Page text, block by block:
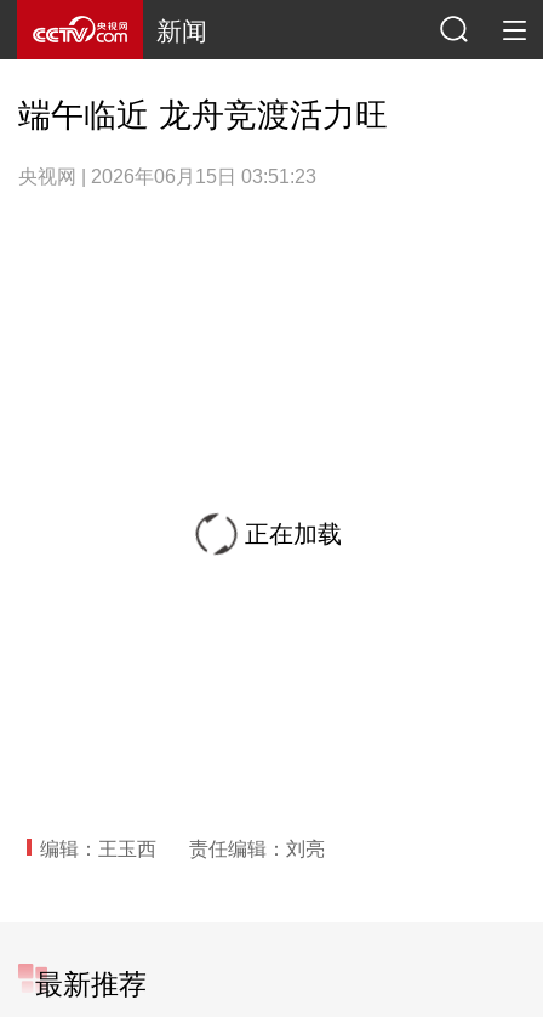
新闻
端午临近 龙舟竞渡活力旺
央视网 | 2026年06月15日 03:51:23
正在加载
编辑：王玉西 责任编辑：刘亮
最新推荐